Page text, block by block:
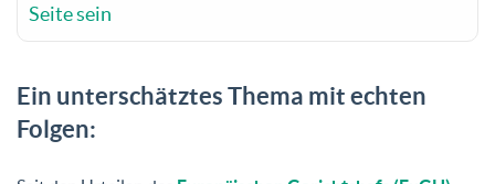
Seite sein
Ein unterschätztes Thema mit echten
Folgen: